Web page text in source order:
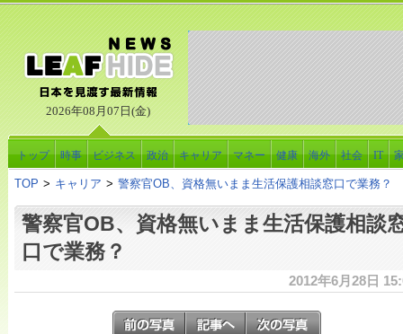
2026年08月07日(金)
トップ 時事 ビジネス 政治 キャリア マネー 健康 海外 社会 IT
TOP > キャリア > 警察官OB、資格無いまま生活保護相談窓口で業務？
警察官OB、資格無いまま生活保護相談
口で業務？
2012年6月28日